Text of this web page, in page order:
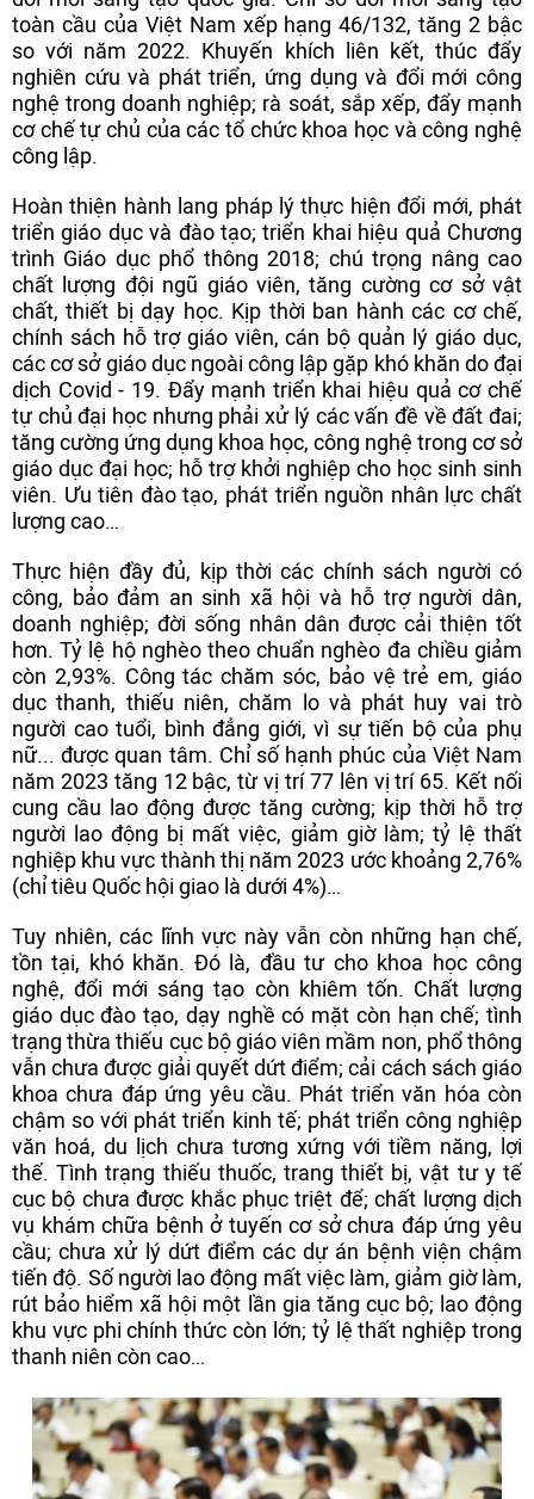
toàn cầu của Việt Nam xếp hạng 46/132, tăng 2 bậc
so với năm 2022. Khuyến khích liên kết, thúc đẩy
nghiên cứu và phát triển, ứng dụng và đổi mới công
nghệ trong doanh nghiệp; rà soát, sắp xếp, đẩy mạnh
cơ chế tự chủ của các tổ chức khoa học và công nghệ
công lập.
Hoàn thiện hành lang pháp lý thực hiện đổi mới, phát
triển giáo dục và đào tạo; triển khai hiệu quả Chương
trình Giáo dục phổ thông 2018; chú trọng nâng cao
chất lượng đội ngũ giáo viên, tăng cường cơ sở vật
chất, thiết bị dạy học. Kịp thời ban hành các cơ chế,
chính sách hỗ trợ giáo viên, cán bộ quản lý giáo dục,
các cơ sở giáo dục ngoài công lập gặp khó khăn do đại
dịch Covid - 19. Đẩy mạnh triển khai hiệu quả cơ chế
tự chủ đại học nhưng phải xử lý các vấn đề về đất đai;
tăng cường ứng dụng khoa học, công nghệ trong cơ sở
giáo dục đại học; hỗ trợ khởi nghiệp cho học sinh sinh
viên. Ưu tiên đào tạo, phát triển nguồn nhân lực chất
lượng cao…
Thực hiện đầy đủ, kịp thời các chính sách người có
công, bảo đảm an sinh xã hội và hỗ trợ người dân,
doanh nghiệp; đời sống nhân dân được cải thiện tốt
hơn. Tỷ lệ hộ nghèo theo chuẩn nghèo đa chiều giảm
còn 2,93%. Công tác chăm sóc, bảo vệ trẻ em, giáo
dục thanh, thiếu niên, chăm lo và phát huy vai trò
người cao tuổi, bình đẳng giới, vì sự tiến bộ của phụ
nữ... được quan tâm. Chỉ số hạnh phúc của Việt Nam
năm 2023 tăng 12 bậc, từ vị trí 77 lên vị trí 65. Kết nối
cung cầu lao động được tăng cường; kịp thời hỗ trợ
người lao động bị mất việc, giảm giờ làm; tỷ lệ thất
nghiệp khu vực thành thị năm 2023 ước khoảng 2,76%
(chỉ tiêu Quốc hội giao là dưới 4%)…
Tuy nhiên, các lĩnh vực này vẫn còn những hạn chế,
tồn tại, khó khăn. Đó là, đầu tư cho khoa học công
nghệ, đổi mới sáng tạo còn khiêm tốn. Chất lượng
giáo dục đào tạo, dạy nghề có mặt còn hạn chế; tình
trạng thừa thiếu cục bộ giáo viên mầm non, phổ thông
vẫn chưa được giải quyết dứt điểm; cải cách sách giáo
khoa chưa đáp ứng yêu cầu. Phát triển văn hóa còn
chậm so với phát triển kinh tế; phát triển công nghiệp
văn hoá, du lịch chưa tương xứng với tiềm năng, lợi
thế. Tình trạng thiếu thuốc, trang thiết bị, vật tư y tế
cục bộ chưa được khắc phục triệt để; chất lượng dịch
vụ khám chữa bệnh ở tuyến cơ sở chưa đáp ứng yêu
cầu; chưa xử lý dứt điểm các dự án bệnh viện chậm
tiến độ. Số người lao động mất việc làm, giảm giờ làm,
rút bảo hiểm xã hội một lần gia tăng cục bộ; lao động
khu vực phi chính thức còn lớn; tỷ lệ thất nghiệp trong
thanh niên còn cao…